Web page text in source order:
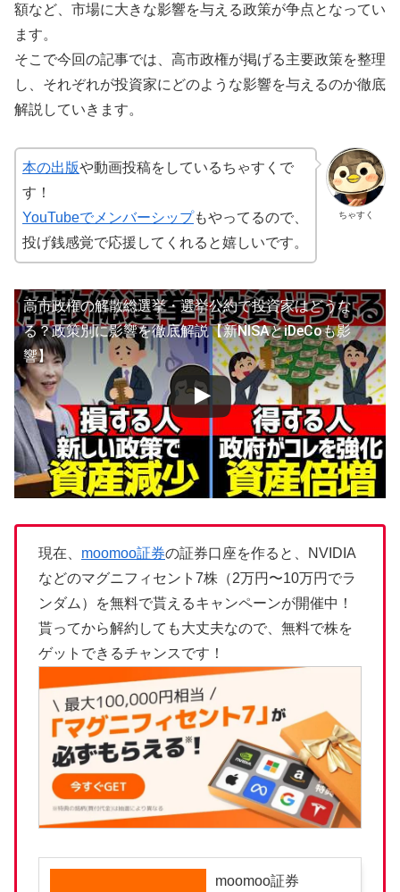
額など、市場に大きな影響を与える政策が争点となってい
ます。
そこで今回の記事では、高市政権が掲げる主要政策を整理
し、それぞれが投資家にどのような影響を与えるのか徹底
解説していきます。
ちゃすく
本の出版や動画投稿をしているちゃすくで
す！
YouTubeでメンバーシップもやってるので、
投げ銭感覚で応援してくれると嬉しいです。
高市政権の解散総選挙・選挙公約で投資家はどうな
る？政策別に影響を徹底解説【新NISAとiDeCoも影
響】
現在、 moomoo証券の証券口座を作ると、NVIDIA
などのマグニフィセント7株（2万円〜10万円でラ
ンダム）を無料で貰えるキャンペーンが開催中！
貰ってから解約しても大丈夫なので、無料で株を
ゲットできるチャンスです！
moomoo証券